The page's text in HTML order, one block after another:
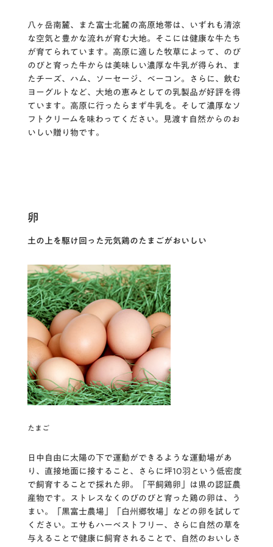
八ヶ岳南麓、また富士北麓の高原地帯は、いずれも清涼
な空気と豊かな流れが育む大地。そこには健康な牛たち
が育てられています。高原に適した牧草によって、のび
のびと育った牛からは美味しい濃厚な牛乳が得られ、ま
たチーズ、ハム、ソーセージ、べーコン。さらに、飲む
ヨーグルトなど、大地の恵みとしての乳製品が好評を得
ています。高原に行ったらまず牛乳を。そして濃厚なソ
フトクリームを味わってください。見渡す自然からのお
いしい贈り物です。
卵
土の上を駆け回った元気鶏のたまごがおいしい
たまご
日中自由に太陽の下で運動ができるような運動場があ
り、直接地面に接すること、さらに坪10羽という低密度
で飼育することで採れた卵。「平飼鶏卵」は県の認証農
産物です。ストレスなくのびのびと育った鶏の卵は、う
まい。「黒富士農場」「白州郷牧場」などの卵を試して
ください。エサもハーベストフリー、さらに自然の草を
与えることで健康に飼育されることで、自然のおいしさ